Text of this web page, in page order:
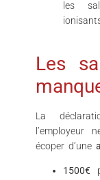
les
Les
La
l’employeur
écoper d’une
1500€